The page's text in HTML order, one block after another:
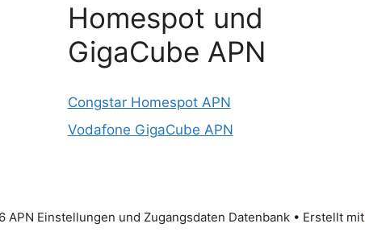
Homespot und
GigaCube APN
Congstar Homespot APN
Vodafone GigaCube APN
APN Einstellungen und Zugangsdaten Datenbank• Erstellt mit